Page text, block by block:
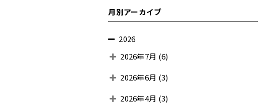
月別アーカイブ
2026
2026年7月 (6)
2026年6月 (3)
2026年4月 (3)